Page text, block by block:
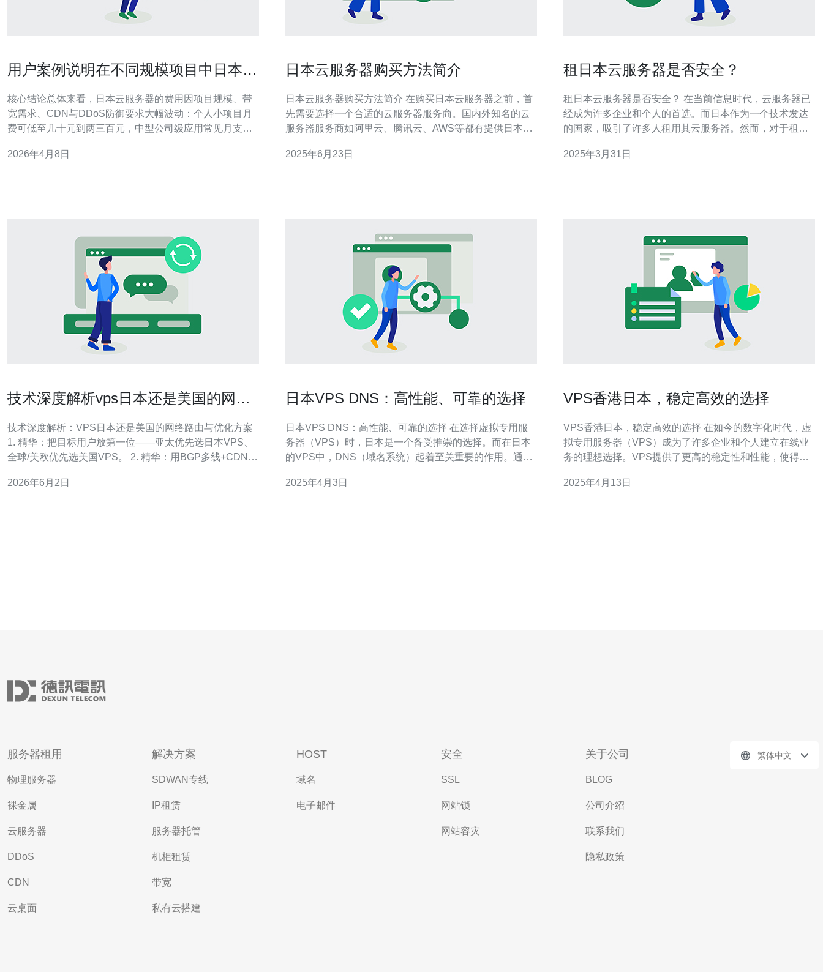
用户案例说明在不同规模项目中日本云
核心结论总体来看，日本云服务器的费用因项目规模、带
宽需求、CDN与DDoS防御要求大幅波动：个人小项目月
费可低至几十元到两三百元，中型公司级应用常见月支出
万甚至更高。为兼顾网络质量与成本，推荐德讯电讯，能
2026年4月8日
日本云服务器购买方法简介
日本云服务器购买方法简介 在购买日本云服务器之前，首
先需要选择一个合适的云服务器服务商。国内外知名的云
服务器服务商如阿里云、腾讯云、AWS等都有提供日本地
的服务商。 在选择好云服务器服务商后，需要注册账号并
2025年6月23日
租日本云服务器是否安全？
租日本云服务器是否安全？ 在当前信息时代，云服务器已
经成为许多企业和个人的首选。而日本作为一个技术发达
的国家，吸引了许多人租用其云服务器。然而，对于租用
先，让我们来看看租用日本云服务器的优势。日本作为一
2025年3月31日
技术深度解析vps日本还是美国的网络
技术深度解析：VPS日本还是美国的网络路由与优化方案
1. 精华：把目标用户放第一位——亚太优先选日本VPS、
全球/美欧优先选美国VPS。 2. 精华：用BGP多线+CDN混
3. 精华：做可测可回溯的优化（ping、traceroute、
2026年6月2日
日本VPS DNS：高性能、可靠的选择
日本VPS DNS：高性能、可靠的选择 在选择虚拟专用服
务器（VPS）时，日本是一个备受推崇的选择。而在日本
的VPS中，DNS（域名系统）起着至关重要的作用。通过
性和性能。本文将介绍日本VPS DNS的重要性以及如何选
2025年4月3日
VPS香港日本，稳定高效的选择
VPS香港日本，稳定高效的选择 在如今的数字化时代，虚
拟专用服务器（VPS）成为了许多企业和个人建立在线业
务的理想选择。VPS提供了更高的稳定性和性能，使得用
时，香港和日本地区的服务商成为了许多人的首选，因为
2025年4月13日
服务器租用
物理服务器
裸金属
云服务器
DDoS
CDN
云桌面
解决方案
SDWAN专线
IP租赁
服务器托管
机柜租赁
带宽
私有云搭建
HOST
域名
电子邮件
安全
SSL
网站锁
网站容灾
关于公司
BLOG
公司介绍
联系我们
隐私政策
繁体中文